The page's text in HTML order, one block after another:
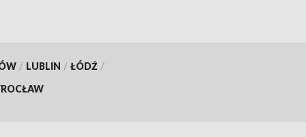
/ LUBLIN / ŁÓDŹ /